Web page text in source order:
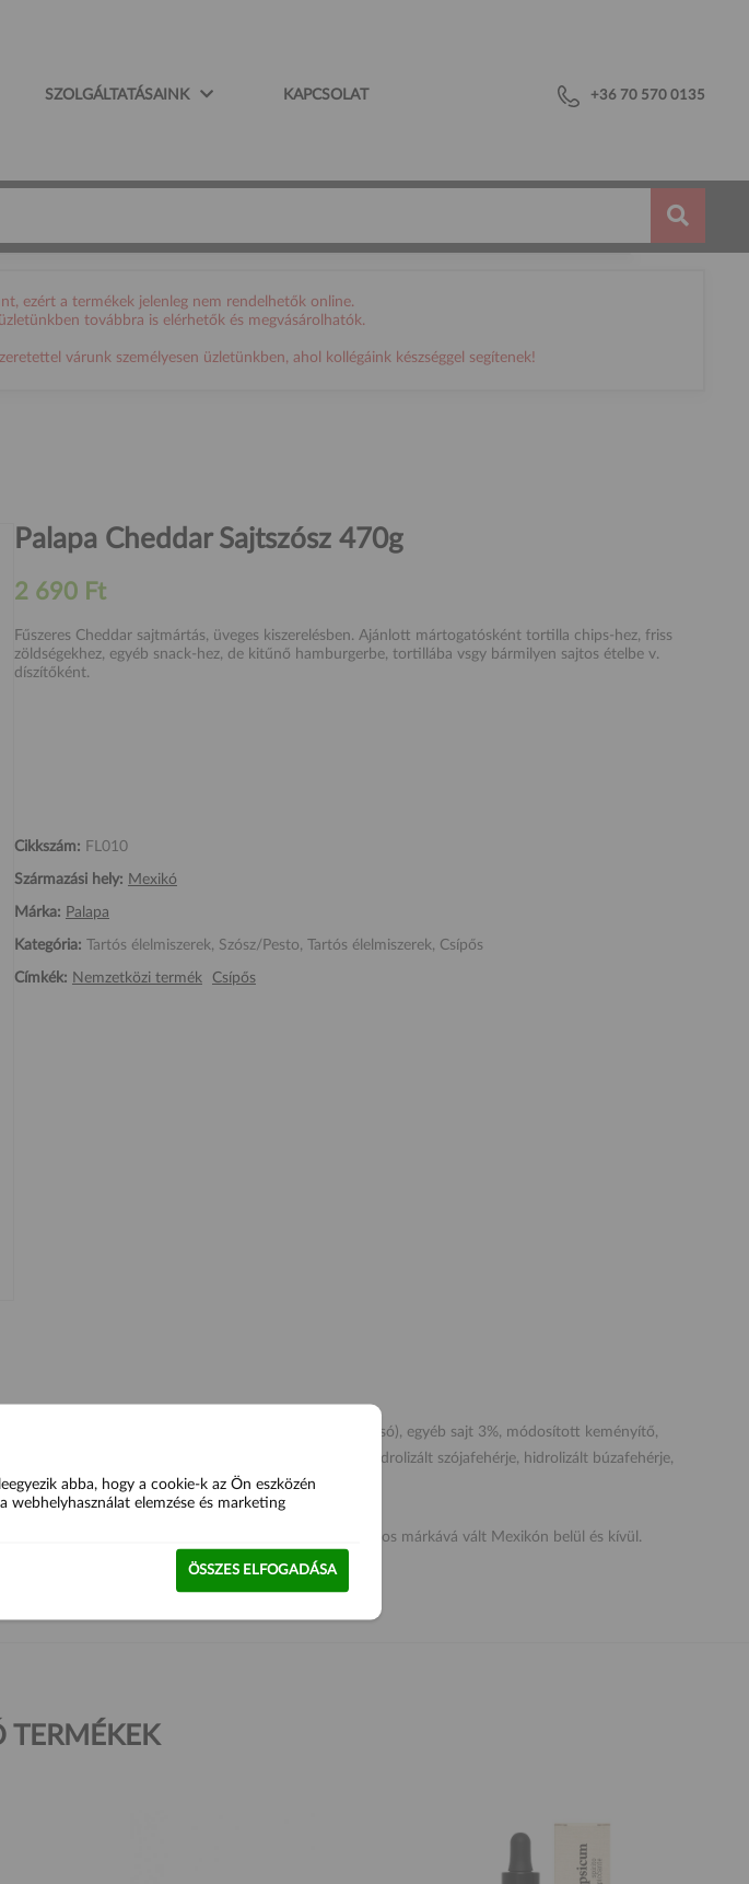
SZOLGÁLTATÁSAINK KAPCSOLAT +36 70 570 0135
ezért a termékek jelenleg nem rendelhetők online.
továbbra is elérhetők és megvásárolhatók.
várunk személyesen üzletünkben, ahol kollégáink készséggel segítenek!
Palapa Cheddar Sajtszósz 470g
2 690 Ft
Fűszeres Cheddar sajtmártás, üveges kiszerelésben. Ajánlott mártogatósként tortilla chips-hez, friss
zöldségekhez, egyéb snack-hez, de kitűnő hamburgerbe, tortillába vsgy bármilyen sajtos ételbe v.
díszítőként.
Cikkszám: FL010
Származási hely: Mexikó
Márka: Palapa
Kategória: Tartós élelmiszerek, Szósz/Pesto, Tartós élelmiszerek, Csípős
Címkék: Nemzetközi termék Csípős
vaj, sovány tejpor, savópor, sók (E450, E452, E339), só), egyéb sajt 3%, módosított keményítő,
szabályozó anyagok (citromsav, tejsav), hidrolizált szójafehérje, hidrolizált búzafehérje,
Vicente López Recines alapította 1923-ban. A cég fontos márkává vált Mexikón belül és kívül.
TERMÉKEK
abba, hogy a cookie-k az Ön eszközén
webhelyhasználat elemzése és marketing
ÖSSZES ELFOGADÁSA